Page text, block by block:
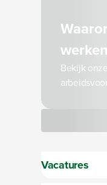
werken
Bekijk
Vacatures